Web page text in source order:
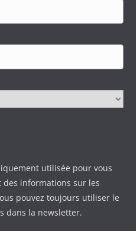
utilisée pour vous
informations sur les
pouvez toujours utiliser le
dans la newsletter.